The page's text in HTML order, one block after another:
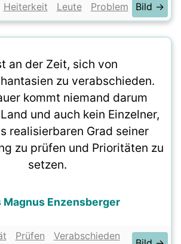
Heiterkeit Leute Problem Bild →
an der Zeit, sich von
zu verabschieden.
kommt niemand darum
und auch kein Einzelner,
realisierbaren Grad seiner
zu prüfen und Prioritäten zu
setzen.
Magnus Enzensberger
Prüfen Verabschieden